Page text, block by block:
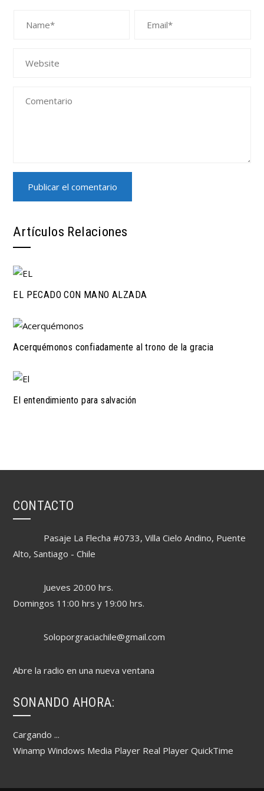
Artículos Relaciones
EL PECADO CON MANO ALZADA
Acerquémonos confiadamente al trono de la gracia
El entendimiento para salvación
CONTACTO
Pasaje La Flecha #0733, Villa Cielo Andino, Puente
Alto, Santiago - Chile
Jueves 20:00 hrs.
Domingos 11:00 hrs y 19:00 hrs.
Soloporgraciachile@gmail.com
Abre la radio en una nueva ventana
SONANDO AHORA:
Cargando ...
Winamp Windows Media Player Real Player QuickTime